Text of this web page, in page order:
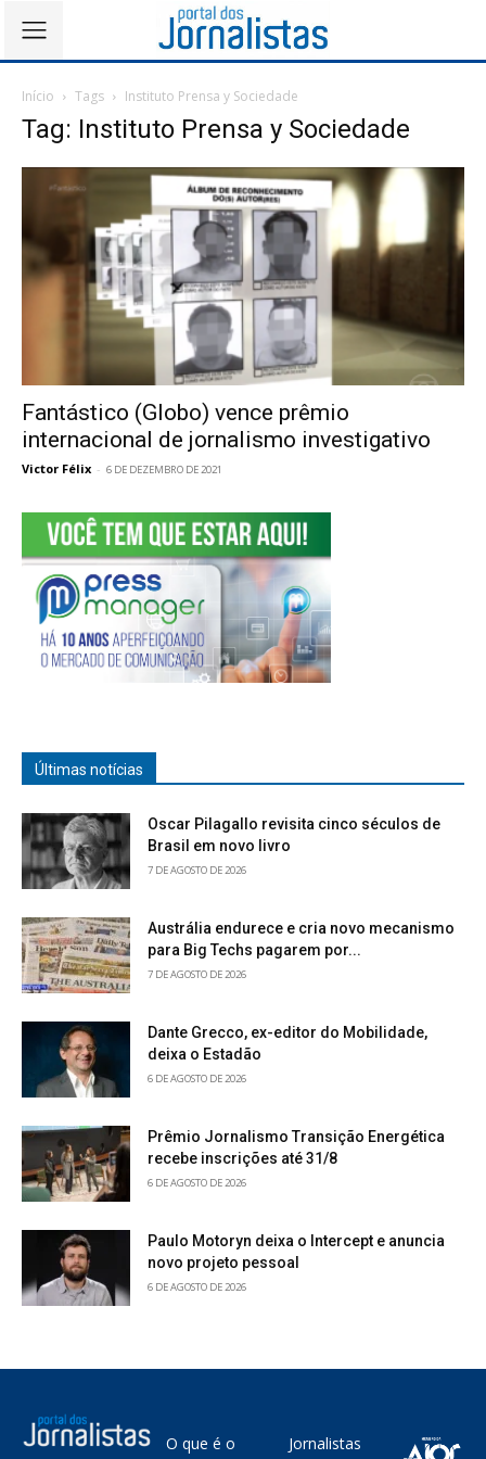
Início Tags Instituto Prensa y Sociedade
Tag: Instituto Prensa y Sociedade
Fantástico (Globo) vence prêmio
internacional de jornalismo investigativo
Victor Félix - 6 DE DEZEMBRO DE 2021
Últimas notícias
Oscar Pilagallo revisita cinco séculos de
Brasil em novo livro
7 DE AGOSTO DE 2026
Austrália endurece e cria novo mecanismo
para Big Techs pagarem por...
7 DE AGOSTO DE 2026
Dante Grecco, ex-editor do Mobilidade,
deixa o Estadão
6 DE AGOSTO DE 2026
Prêmio Jornalismo Transição Energética
recebe inscrições até 31/8
6 DE AGOSTO DE 2026
Paulo Motoryn deixa o Intercept e anuncia
novo projeto pessoal
6 DE AGOSTO DE 2026
O que é o Jornalistas